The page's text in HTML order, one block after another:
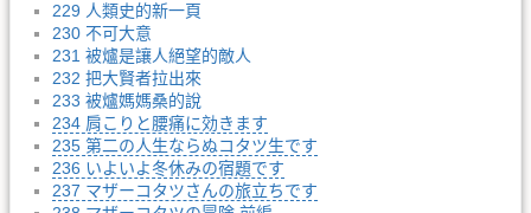
229 人類史的新一頁
230 不可大意
231 被爐是讓人絕望的敵人
232 把大賢者拉出來
233 被爐媽媽桑的說
234 肩こりと腰痛に効きます
235 第二の人生ならぬコタツ生です
236 いよいよ冬休みの宿題です
237 マザーコタツさんの旅立ちです